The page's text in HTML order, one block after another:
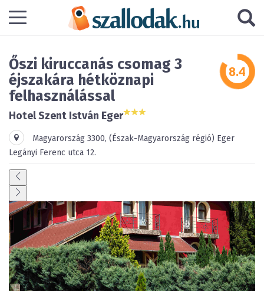
Őszi kiruccanás csomag 3
éjszakára hétköznapi
felhasználással
Hotel Szent István Eger
Magyarország 3300, (Észak-Magyarország régió) Eger
Legányi Ferenc utca 12.